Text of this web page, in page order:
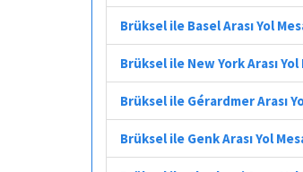
Brüksel ile Basel Arası Yol
Brüksel ile New York Arası
Brüksel ile Gérardmer Arası
Brüksel ile Genk Arası Yol